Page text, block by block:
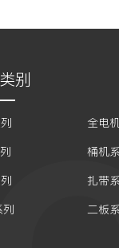
别
全电
桶机
扎带
二板